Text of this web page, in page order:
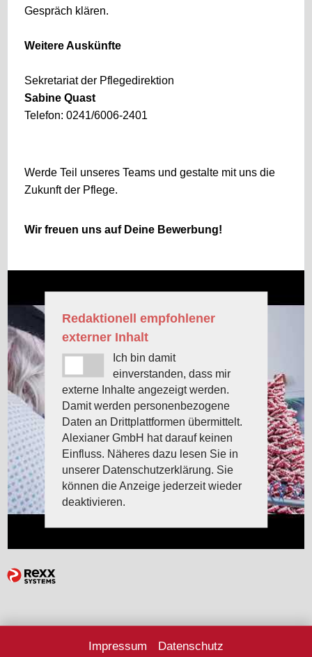
Gespräch klären.
Weitere Auskünfte
Sekretariat der Pflegedirektion
Sabine Quast
Telefon: 0241/6006-2401
Werde Teil unseres Teams und gestalte mit uns die
Zukunft der Pflege.
Wir freuen uns auf Deine Bewerbung!
Redaktionell empfohlener
externer Inhalt
Ich bin damit
einverstanden, dass mir
externe Inhalte angezeigt werden.
Damit werden personenbezogene
Daten an Drittplattformen übermittelt.
Alexianer GmbH hat darauf keinen
Einfluss. Näheres dazu lesen Sie in
unserer Datenschutzerklärung. Sie
können die Anzeige jederzeit wieder
deaktivieren.
Impressum Datenschutz